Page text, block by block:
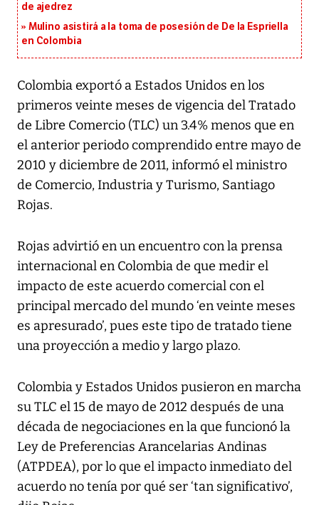
de ajedrez
Mulino asistirá a la toma de posesión de De la Espriella
en Colombia
Colombia exportó a Estados Unidos en los
primeros veinte meses de vigencia del Tratado
de Libre Comercio (TLC) un 3.4% menos que en
el anterior periodo comprendido entre mayo de
2010 y diciembre de 2011, informó el ministro
de Comercio, Industria y Turismo, Santiago
Rojas.
Rojas advirtió en un encuentro con la prensa
internacional en Colombia de que medir el
impacto de este acuerdo comercial con el
principal mercado del mundo ‘en veinte meses
es apresurado’, pues este tipo de tratado tiene
una proyección a medio y largo plazo.
Colombia y Estados Unidos pusieron en marcha
su TLC el 15 de mayo de 2012 después de una
década de negociaciones en la que funcionó la
Ley de Preferencias Arancelarias Andinas
(ATPDEA), por lo que el impacto inmediato del
acuerdo no tenía por qué ser ‘tan significativo’,